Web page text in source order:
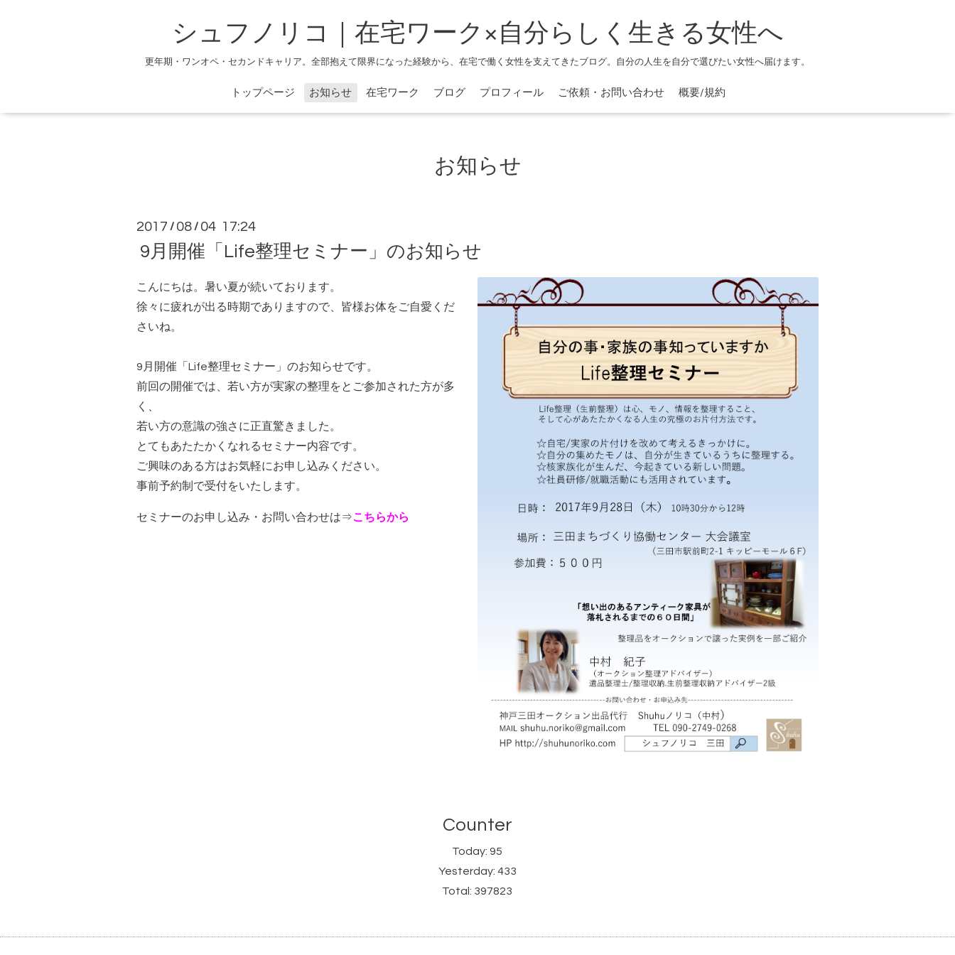
シュフノリコ｜在宅ワーク×自分らしく生きる女性へ
更年期・ワンオペ・セカンドキャリア。全部抱えて限界になった経験から、在宅で働く女性を支えてきたブログ。自分の人生を自分で選びたい女性へ届けます。
トップページ お知らせ 在宅ワーク ブログ プロフィール ご依頼・お問い合わせ 概要/規約
お知らせ
2017 / 08 / 04 17:24
9月開催「Life整理セミナー」のお知らせ
こんにちは。暑い夏が続いております。
徐々に疲れが出る時期でありますので、皆様お体をご自愛くだ
さいね。
9月開催「Life整理セミナー」のお知らせです。
前回の開催では、若い方が実家の整理をとご参加された方が多
く、
若い方の意識の強さに正直驚きました。
とてもあたたかくなれるセミナー内容です。
ご興味のある方はお気軽にお申し込みください。
事前予約制で受付をいたします。
セミナーのお申し込み・お問い合わせは⇒こちらから
Counter
Today:95
Yesterday: 433
Total: 397823